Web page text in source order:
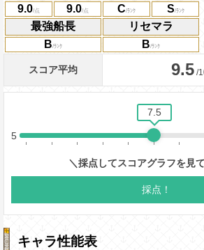
9.0
9.0 C
S
最強船長
リセマラ
B
B
キャラ性能表